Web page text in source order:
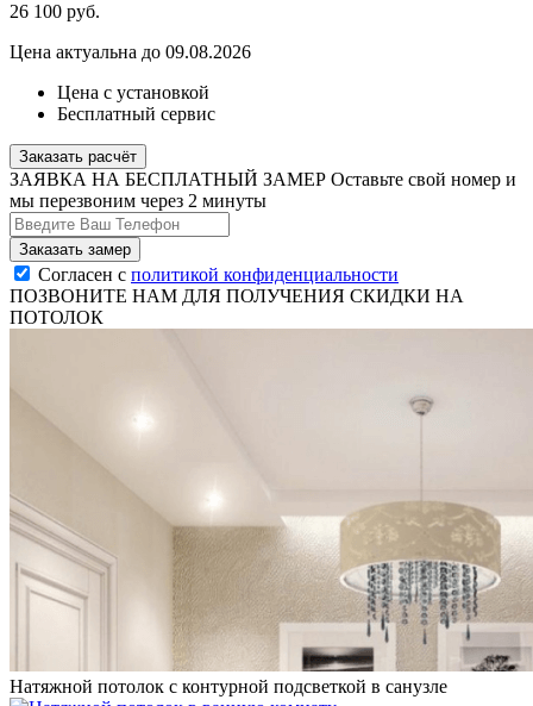
26 100 руб.
Цена актуальна до 09.08.2026
Цена с установкой
Бесплатный сервис
Заказать расчёт
ЗАЯВКА НА БЕСПЛАТНЫЙ ЗАМЕР Оставьте свой номер и
мы перезвоним через 2 минуты
Согласен с политикой конфиденциальности
ПОЗВОНИТЕ НАМ ДЛЯ ПОЛУЧЕНИЯ СКИДКИ НА
ПОТОЛОК
Натяжной потолок с контурной подсветкой в санузле